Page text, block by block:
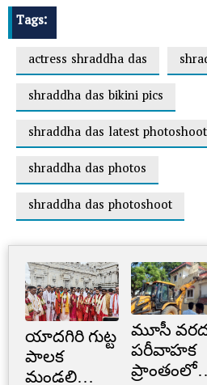
Tags:
actress shraddha das
shraddha das bikini pics
shraddha das latest photoshoot
shraddha das photos
shraddha das photoshoot
యాదగిరి గుట్ట
పాలక
మండలి
మూసీ
పరీవాహక
ప్రాంతంలో